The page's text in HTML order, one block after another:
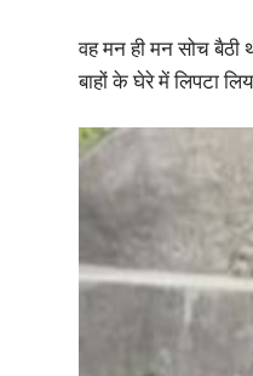
वह मन ही मन सोच
बाहों के घेरे में लिपटा